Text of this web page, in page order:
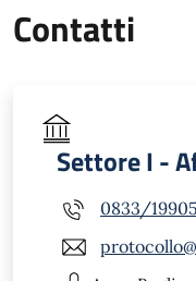
Contatti
Settore I -
0833/